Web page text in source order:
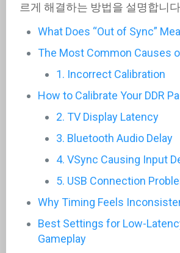
르게 해결하는 방법을 설명합니
What Does “Out of Sync”
The Most Common Causes
1. Incorrect Calibration
How to Calibrate Your DDR
2. TV Display Latency
3. Bluetooth Audio Delay
4. VSync Causing Input
5. USB Connection
Why Timing Feels
Best Settings for Low-
Gameplay